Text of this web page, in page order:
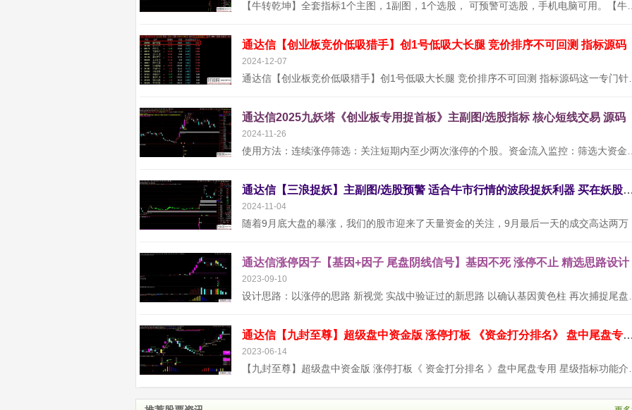
通达信【创业板竞价低吸猎手】创1号低吸大长腿 竞价排序不可回测 指标源码
2024-12-07
通达信2025九妖塔《创业板专用捉首板》主副图/选股指标 核心短线交易 源码
2024-11-26
通达信【三浪捉妖】主副图/选股预警 适合牛市行情的波段捉妖利器 买在妖股启动点
2024-11-04
通达信涨停因子【基因+因子 尾盘阴线信号】基因不死 涨停不止 精选思路设计
2023-09-10
通达信【九封至尊】超级盘中资金版 涨停打板 《资金打分排名》 盘中尾盘专用 星级指标
2023-06-14